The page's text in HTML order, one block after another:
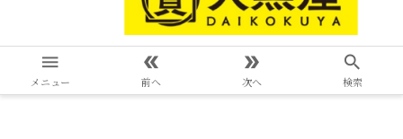

メニュー

前へ

次へ

検索